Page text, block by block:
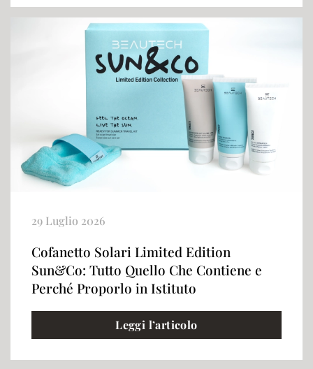
29 Luglio 2026
Cofanetto Solari Limited Edition
Sun&Co: Tutto Quello Che Contiene e
Perché Proporlo in Istituto
Leggi l’articolo